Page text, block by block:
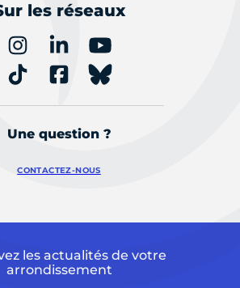
les réseaux
Une question ?
CONTACTEZ-NOUS
les actualités de votre
arrondissement